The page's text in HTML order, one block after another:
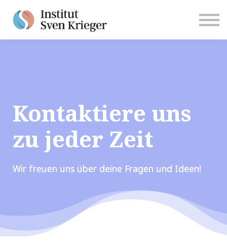
Kontaktiere uns
zu jeder Zeit
Wir freuen uns über deine Fragen und Ideen!